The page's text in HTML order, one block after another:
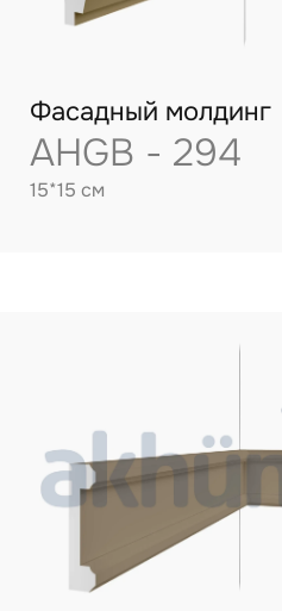
Фасадный молдинг
AHGB - 294
15*15 см